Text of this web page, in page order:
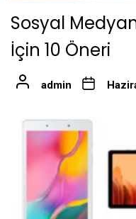
Sosyal
İçin 10 Öneri
admin